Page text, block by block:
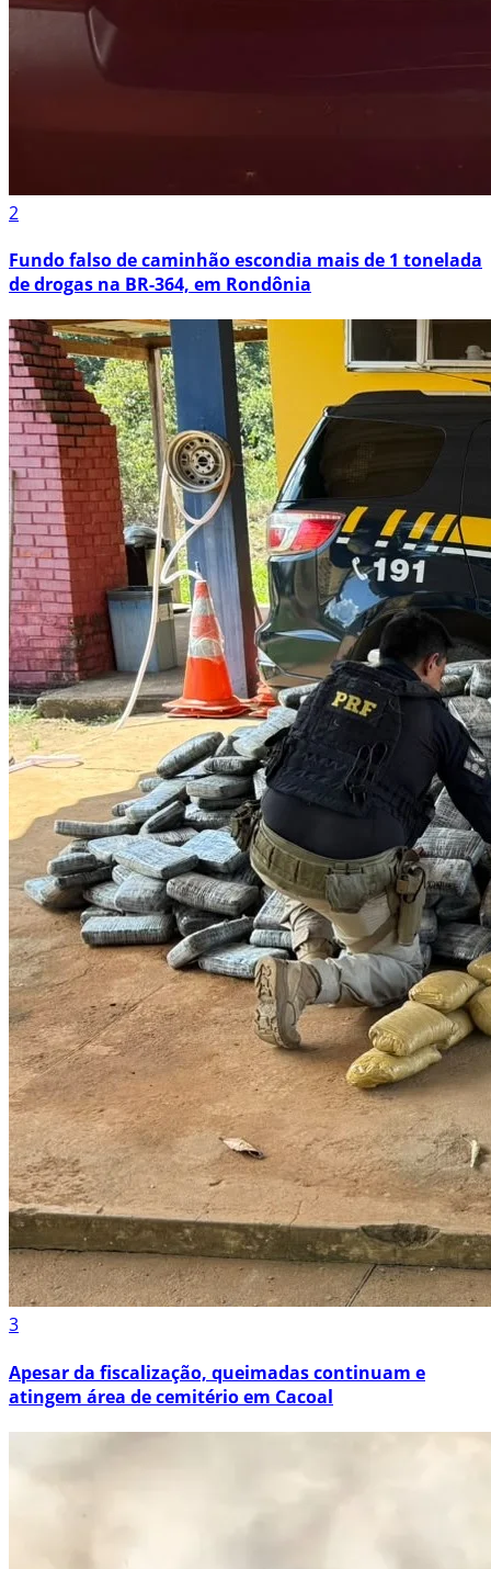
2
Fundo falso de caminhão escondia mais de 1 tonelada
de drogas na BR-364, em Rondônia
3
Apesar da fiscalização, queimadas continuam e
atingem área de cemitério em Cacoal